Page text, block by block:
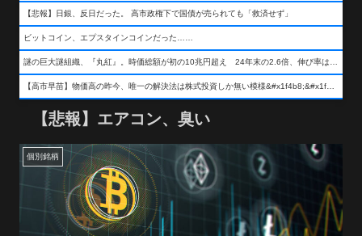
【悲報】日銀、反日だった。 高市政権下で国債が売られても「救済せず」
ビットコイン、エプスタインコインだった……
謎の巨大謎組織、『丸紅』。時価総額が初の10兆円超え 24年末の2.6倍、伸び率は謎組織首位
【高市早苗】物価高の昨今、唯一の解決法は株式投資しか無い模様&#x1f4b8;&#x1f4b8;&#x1f4b8;
【悲報】エアコン、臭い
個別銘柄